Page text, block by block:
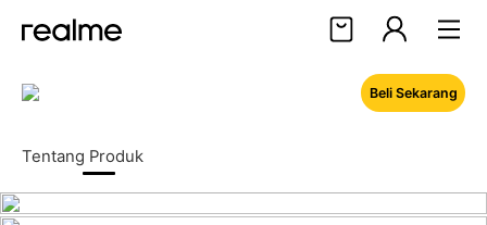
Tentang Produk
Beli Sekarang